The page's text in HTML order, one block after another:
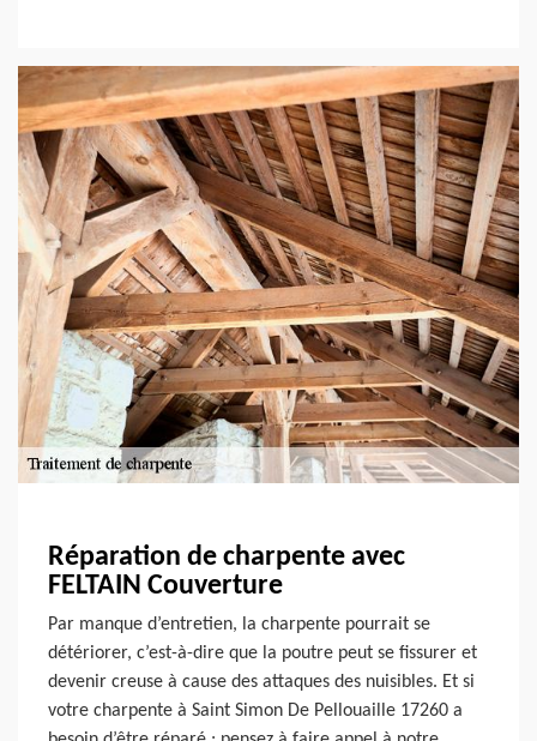
Réparation de charpente avec
FELTAIN Couverture
Par manque d’entretien, la charpente pourrait se
détériorer, c’est-à-dire que la poutre peut se fissurer et
devenir creuse à cause des attaques des nuisibles. Et si
votre charpente à Saint Simon De Pellouaille 17260 a